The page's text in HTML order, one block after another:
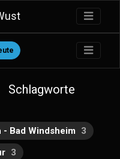
Schlagworte
Bad Windsheim
3
3